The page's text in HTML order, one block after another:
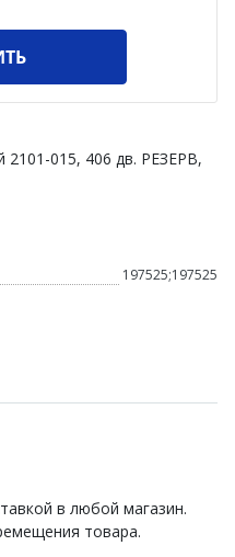
015, 406 дв. РЕЗЕРВ,
197525;197525
в любой магазин.
товара.